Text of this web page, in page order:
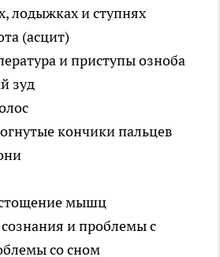
лодыжках и ступнях
(асцит)
и приступы озноба
зуд
кончики пальцев
мышц
и проблемы с
со сном